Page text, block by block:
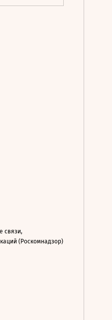
связи,
(Роскомнадзор)